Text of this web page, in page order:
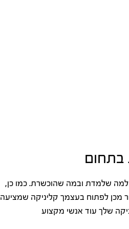
בתחום
למה שלמדת ובמה שהוכשרת. כמו כן,
מכן לפתוח בעצמך קליניקה שמציעה
שלך עוד אנשי מקצוע